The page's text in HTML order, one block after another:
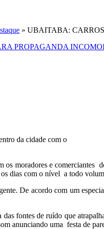
» UBAITABA:
PROPAGANDA
da cidade com o
os moradores e
dias com o nível a todo
De acordo com um
fontes de ruído que
anunciando uma festa de